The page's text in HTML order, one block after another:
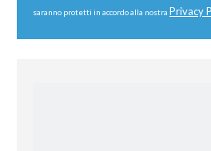
saranno protetti in accordo alla nostra Privacy